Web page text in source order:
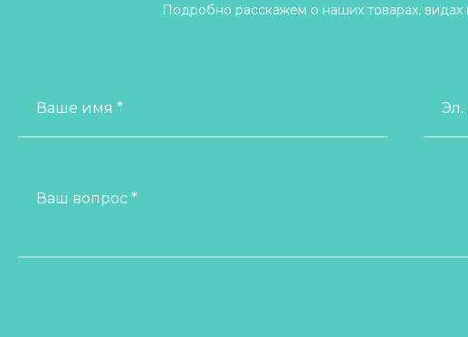
Подробно расскажем о наших товарах,
Ваше имя * Эл.
Ваш вопрос *